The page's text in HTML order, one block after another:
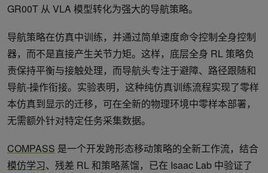
GR00T 从 VLA 模型转化为强大的导航策略。
导航策略在仿真中训练，并通过简单速度命令控制全身控制
器，而不是直接产生关节力矩。这样，底层全身 RL 策略负
责保持平衡与接触处理，而导航头专注于避障、路径跟随和
导航-操作衔接。实验表明，这种纯仿真训练流程实现了零样
本仿真到显示的迁移，可在全新的物理环境中零样本部署，
无需额外针对特定任务采集数据。
COMPASS 是一个开发跨形态移动策略的全新工作流，结合
模仿学习、残差 RL 和策略蒸馏，已在 Isaac Lab 中验证了